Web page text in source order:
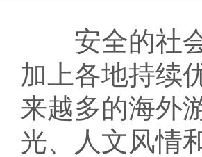
安全的社会
加上各地持续
来越多的海外
光、人文风情